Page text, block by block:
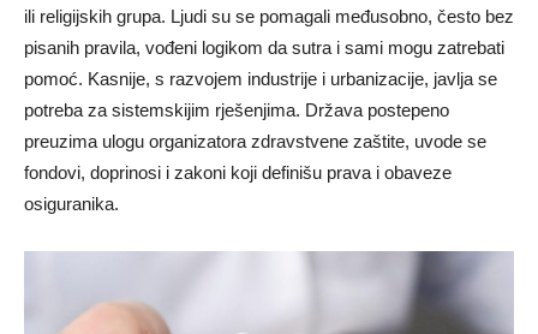
ili religijskih grupa. Ljudi su se pomagali međusobno, često bez
pisanih pravila, vođeni logikom da sutra i sami mogu zatrebati
pomoć. Kasnije, s razvojem industrije i urbanizacije, javlja se
potreba za sistemskijim rješenjima. Država postepeno
preuzima ulogu organizatora zdravstvene zaštite, uvode se
fondovi, doprinosi i zakoni koji definišu prava i obaveze
osiguranika.